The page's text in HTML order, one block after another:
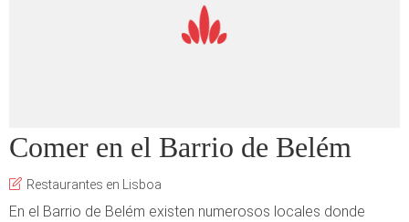
Comer en el Barrio de Belém
Restaurantes en Lisboa
En el Barrio de Belém existen numerosos locales donde